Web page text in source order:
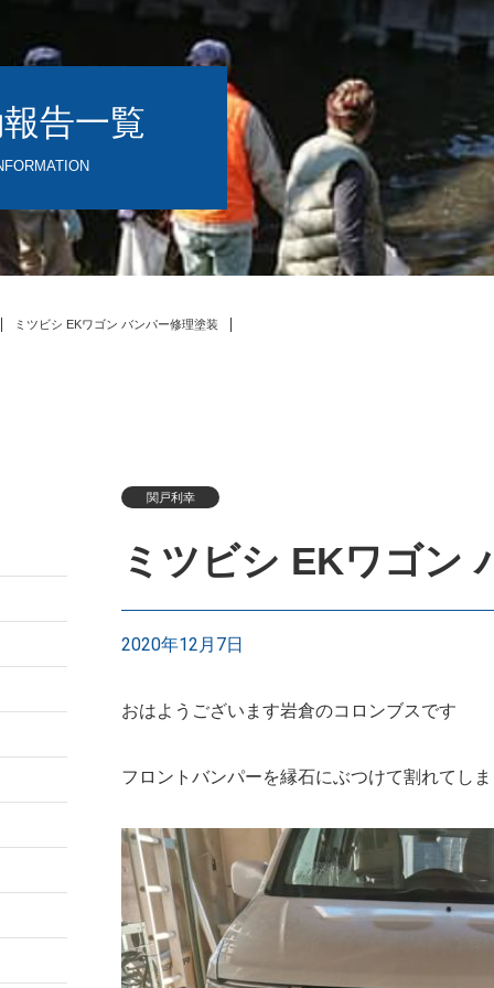
告一覧
ミツビシ EKワゴン バンパー修理塗装
関戸利幸
ミツビシ EKワゴン
2020年12月7日
おはようございます岩倉のコロンブスです
フロントバンパーを縁石にぶつけて割れてし